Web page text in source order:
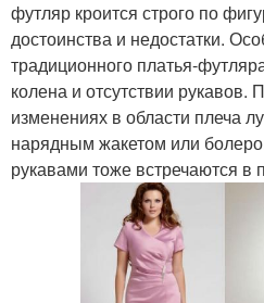
футляр кроится строго по
достоинства и недостатки.
традиционного платья-
колена и отсутствии рукавов.
изменениях в области плеча
нарядным жакетом или
рукавами тоже встречаются в